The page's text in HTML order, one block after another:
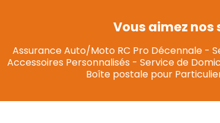
Vous aimez nos
Assurance Auto/Moto RC Pro Décennale-
Accessoires Personnalisés - Service de
Boîte postale pour